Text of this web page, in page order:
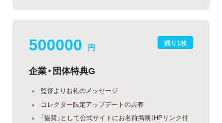
残り1枚
500000 円
企業・団体特典G
監督よりお礼のメッセージ
コレクター限定アップデートの共有
「協賛」として公式サイトにお名前掲載（HPリンク付